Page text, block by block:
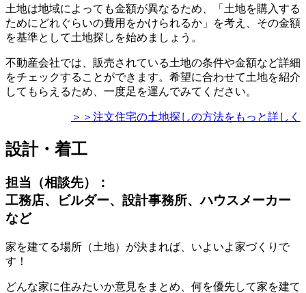
土地は地域によっても金額が異なるため、「土地を購入する
ためにどれぐらいの費用をかけられるか」を考え、その金額
を基準として土地探しを始めましょう。
不動産会社では、販売されている土地の条件や金額など詳細
をチェックすることができます。希望に合わせて土地を紹介
してもらえるため、一度足を運んでみてください。
＞＞注文住宅の土地探しの方法をもっと詳しく
設計・着工
担当（相談先）：
工務店、ビルダー、設計事務所、ハウスメーカー
など
家を建てる場所（土地）が決まれば、いよいよ家づくりで
す！
どんな家に住みたいか意見をまとめ、 何を優先して家を建て